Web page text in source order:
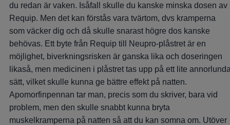
du redan är vaken. Isåfall skulle du kanske minska dosen av
Requip. Men det kan förstås vara tvärtom, dvs kramperna
som väcker dig och då skulle snarast högre dos kanske
behövas. Ett byte från Requip till Neupro-plåstret är en
möjlighet, biverkningsrisken är ganska lika och doseringen
likaså, men medicinen i plåstret tas upp på ett lite
sätt, vilket skulle kunna ge bättre effekt på natten.
Apomorfinpennan tar man, precis som du skriver, bara vid
problem, men den skulle snabbt kunna bryta
muskelkramperna på natten så att du kan somna om. Utöver